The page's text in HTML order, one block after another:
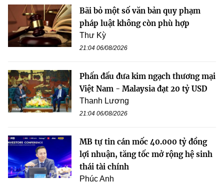
Bãi bỏ một số văn bản quy phạm
pháp luật không còn phù hợp
Thư Kỳ
21:04 06/08/2026
Phấn đấu đưa kim ngạch thương mại
Việt Nam - Malaysia đạt 20 tỷ USD
Thanh Lương
21:04 06/08/2026
MB tự tin cán mốc 40.000 tỷ đồng
lợi nhuận, tăng tốc mở rộng hệ sinh
thái tài chính
Phúc Anh